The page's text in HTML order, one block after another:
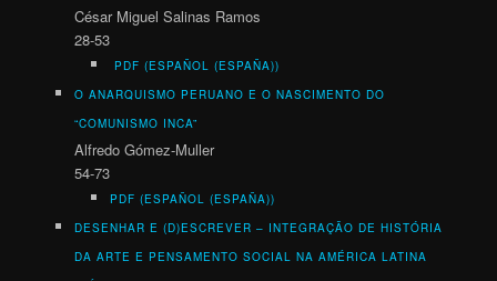
César Miguel Salinas Ramos
28-53
PDF (ESPAÑOL (ESPAÑA))
O ANARQUISMO PERUANO E O NASCIMENTO DO
“COMUNISMO INCA”
Alfredo Gómez-Muller
54-73
PDF (ESPAÑOL (ESPAÑA))
DESENHAR E (D)ESCREVER – INTEGRAÇÃO DE HISTÓRIA
DA ARTE E PENSAMENTO SOCIAL NA AMÉRICA LATINA